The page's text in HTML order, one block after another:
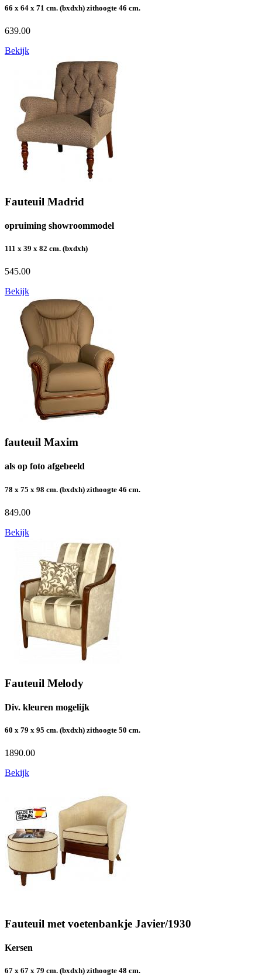
66 x 64 x 71 cm. (bxdxh) zithoogte 46 cm.
639.00
Bekijk
Fauteuil Madrid
opruiming showroommodel
111 x 39 x 82 cm. (bxdxh)
545.00
Bekijk
fauteuil Maxim
als op foto afgebeeld
78 x 75 x 98 cm. (bxdxh) zithoogte 46 cm.
849.00
Bekijk
Fauteuil Melody
Div. kleuren mogelijk
60 x 79 x 95 cm. (bxdxh) zithoogte 50 cm.
1890.00
Bekijk
Fauteuil met voetenbankje Javier/1930
Kersen
67 x 67 x 79 cm. (bxdxh) zithoogte 48 cm.